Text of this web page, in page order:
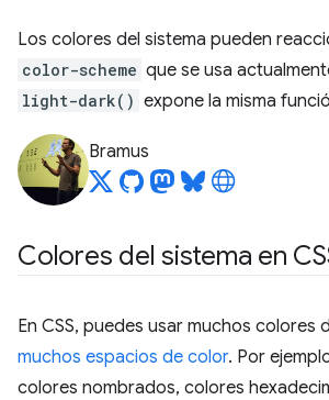
Los colores del sistema pueden
color-scheme que se usa
light-dark() expone la misma
Bramus
Colores del sistema en
En CSS, puedes usar muchos colores
muchos espacios de color. Por
colores nombrados, colores